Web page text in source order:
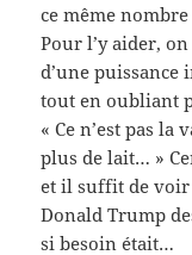
ce même
Pour l’y aider,
d’une puissance
tout en oubliant
« Ce n’est pas
plus de lait… »
et il suffit de voir
Donald Trump
si besoin était…